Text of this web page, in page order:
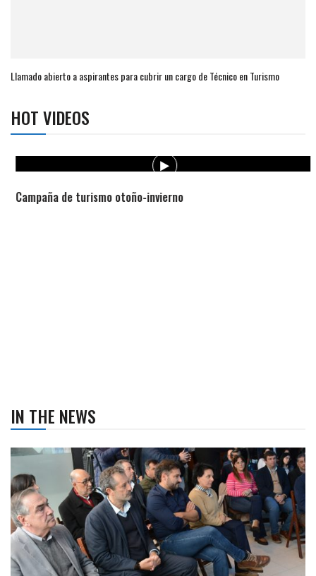
Llamado abierto a aspirantes para cubrir un cargo de Técnico en Turismo
HOT VIDEOS
Campaña de turismo otoño-invierno
IN THE NEWS